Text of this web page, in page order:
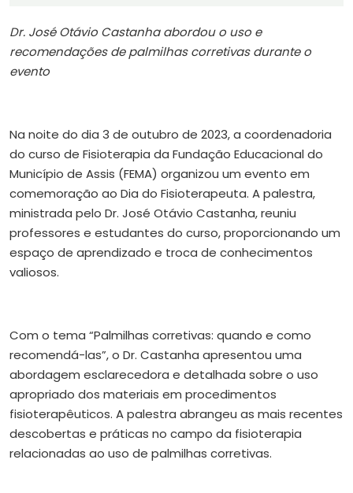
Dr. José Otávio Castanha abordou o uso e
recomendações de palmilhas corretivas durante o
evento
Na noite do dia 3 de outubro de 2023, a coordenadoria
do curso de Fisioterapia da Fundação Educacional do
Município de Assis (FEMA) organizou um evento em
comemoração ao Dia do Fisioterapeuta. A palestra,
ministrada pelo Dr. José Otávio Castanha, reuniu
professores e estudantes do curso, proporcionando um
espaço de aprendizado e troca de conhecimentos
valiosos.
Com o tema “Palmilhas corretivas: quando e como
recomendá-las”, o Dr. Castanha apresentou uma
abordagem esclarecedora e detalhada sobre o uso
apropriado dos materiais em procedimentos
fisioterapêuticos. A palestra abrangeu as mais recentes
descobertas e práticas no campo da fisioterapia
relacionadas ao uso de palmilhas corretivas.